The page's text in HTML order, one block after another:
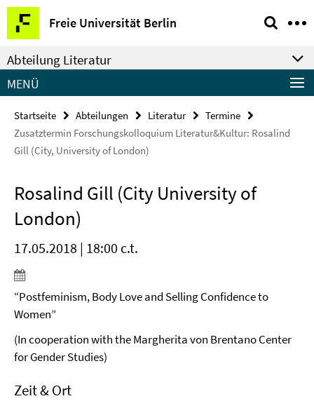
Springe
direkt
zu
Inhalt
Freie Universität Berlin
Service-
Navigation
Abteilung Literatur
MENÜ
Startseite Abteilungen Literatur
Termine
Zusatztermin Forschungskolloquium Literatur&Kultur: Rosalind
Gill (City, University of London)
Rosalind Gill (City University of
London)
17.05.2018 | 18:00 c.t.
“Postfeminism, Body Love and Selling Confidence to
Women”
(In cooperation with the Margherita von Brentano Center
for Gender Studies)
Zeit & Ort